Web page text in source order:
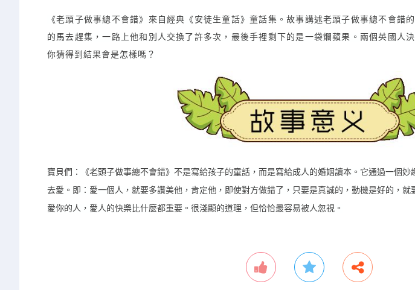
《老頭子做事總不會錯》來自經典《安徒生童話》童話集。故事講述老頭子做事總不會錯
的馬去趕集，一路上他和別人交換了許多次，最後手裡剩下的是一袋爛蘋果。兩個英國人
你猜得到結果會是怎樣嗎？
寶貝們：《老頭子做事總不會錯》不是寫給孩子的童話，而是寫給成人的婚姻讀本。它通過一個
去愛。即：愛一個人，就要多讚美他，肯定他，即使對方做錯了，只要是真誠的，動機是好的，
愛你的人，愛人的快樂比什麼都重要。很淺顯的道理，但恰恰最容易被人忽視。